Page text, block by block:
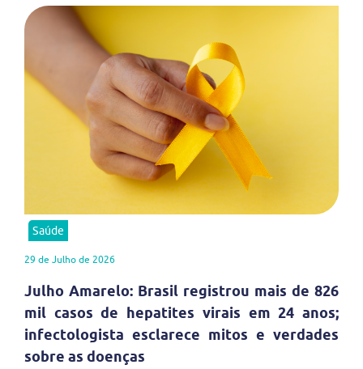
Saúde
29 de Julho de 2026
Julho Amarelo: Brasil registrou mais de 826
mil casos de hepatites virais em 24 anos;
infectologista esclarece mitos e verdades
sobre as doenças